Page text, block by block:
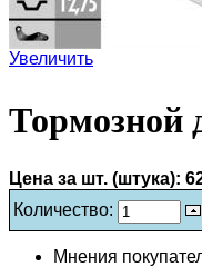
Увеличить
Тормозной
Цена за шт. (штука):
Количество:
Мнения